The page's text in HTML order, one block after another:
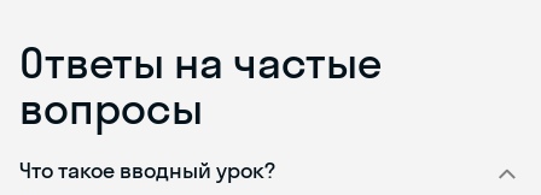
Ответы на частые
вопросы
Что такое вводный урок?